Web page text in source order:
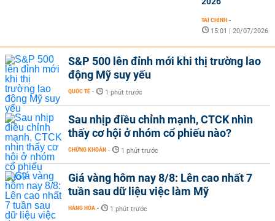
TÀI CHÍNH -
15:01 | 20/07/2026
S&P 500 lên đỉnh mới khi thị trường lao
động Mỹ suy yếu
QUỐC TẾ - 1 phút trước
Sau nhịp điều chỉnh mạnh, CTCK nhìn
thấy cơ hội ở nhóm cổ phiếu nào?
CHỨNG KHOÁN - 1 phút trước
Giá vàng hôm nay 8/8: Lên cao nhất 7
tuần sau dữ liệu việc làm Mỹ
HÀNG HÓA - 1 phút trước